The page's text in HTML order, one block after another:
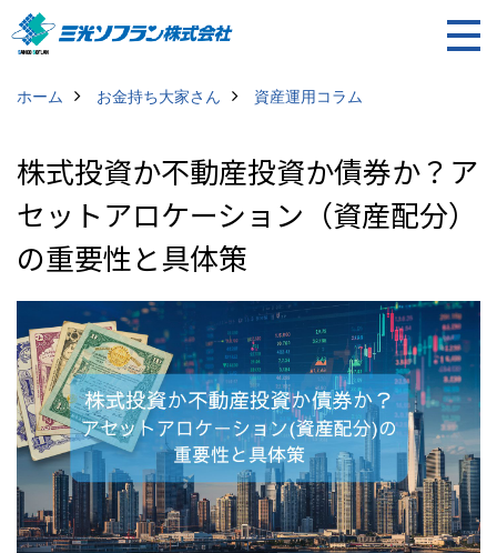
ホーム お金持ち大家さん 資産運用コラム
株式投資か不動産投資か債券か？ア
セットアロケーション（資産配分）
の重要性と具体策